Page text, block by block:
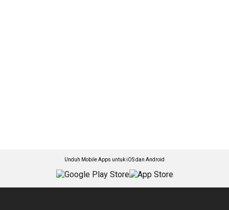
Unduh Mobile Apps untuk iOS dan Android